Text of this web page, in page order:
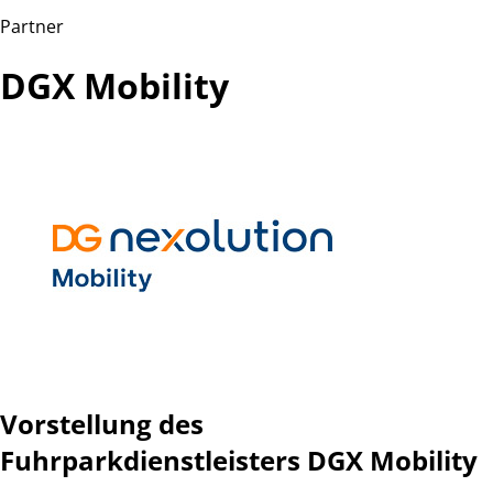
Partner
DGX Mobility
Vorstellung des
Fuhrparkdienstleisters DGX Mobility